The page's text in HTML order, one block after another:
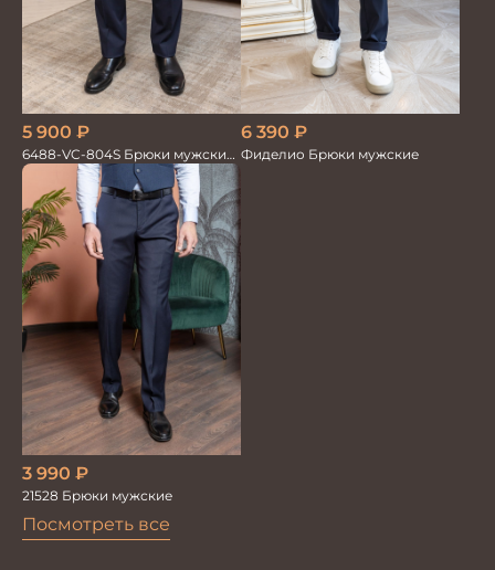
Посмотреть все
5 900 ₽
6488-VC-804S Брюки мужские
т.синие однотон.
6 390 ₽
Фиделио Брюки мужские
3 990 ₽
21528 Брюки мужские